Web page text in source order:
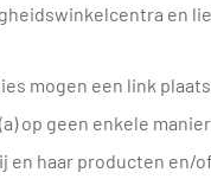
en
mogen een link
op geen enkele
en haar producten en/